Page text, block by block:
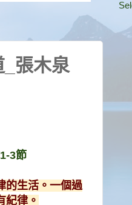
張木泉
3節
的生活。一個過
紀律。